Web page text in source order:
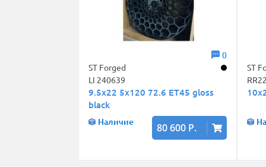
0
ST Forged
LI 240639
9.5x22 5x120 72.6 ET45 gloss
black
Наличие 80 600 Р.
ST